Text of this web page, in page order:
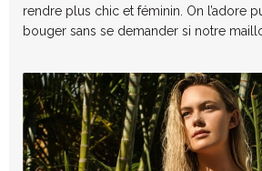
rendre plus chic et féminin. On l’adore
bouger sans se demander si notre